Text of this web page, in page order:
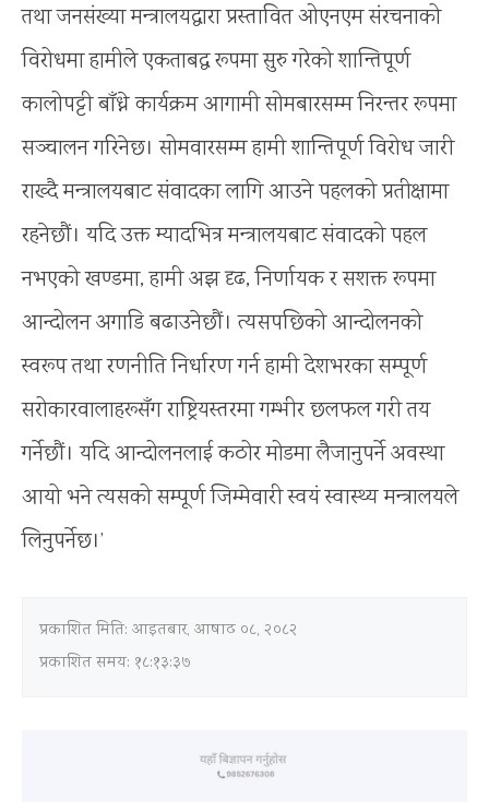
तथा जनसंख्या मन्त्रालयद्वारा प्रस्तावित ओएनएम संरचनाको
विरोधमा हामीले एकताबद्ध रूपमा सुरु गरेको शान्तिपूर्ण
कालोपट्टी बाँध्ने कार्यक्रम आगामी सोमबारसम्म निरन्तर रूपमा
सञ्चालन गरिनेछ। सोमवारसम्म हामी शान्तिपूर्ण विरोध जारी
राख्दै मन्त्रालयबाट संवादका लागि आउने पहलको प्रतीक्षामा
रहनेछौं। यदि उक्त म्यादभित्र मन्त्रालयबाट संवादको पहल
नभएको खण्डमा, हामी अझ दृढ, निर्णायक र सशक्त रूपमा
आन्दोलन अगाडि बढाउनेछौं। त्यसपछिको आन्दोलनको
स्वरूप तथा रणनीति निर्धारण गर्न हामी देशभरका सम्पूर्ण
सरोकारवालाहरूसँग राष्ट्रियस्तरमा गम्भीर छलफल गरी तय
गर्नेछौं। यदि आन्दोलनलाई कठोर मोडमा लैजानुपर्ने अवस्था
आयो भने त्यसको सम्पूर्ण जिम्मेवारी स्वयं स्वास्थ्य मन्त्रालयले
लिनुपर्नेछ।’
प्रकाशित मिति: आइतबार, आषाढ ०८, २०८२
प्रकाशित समय: १८:१३:३७